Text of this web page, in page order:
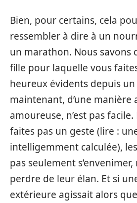
Bien, pour certains, cela
ressembler à dire à un
un marathon. Nous savons
fille pour laquelle vous
heureux évidents depuis
maintenant, d’une manière
amoureuse, n’est pas
faites pas un geste (lire :
intelligemment calculée),
pas seulement s’envenimer,
perdre de leur élan. Et si
extérieure agissait alors